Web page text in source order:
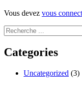
Vous devez vous
Categories
Uncategorized (3)